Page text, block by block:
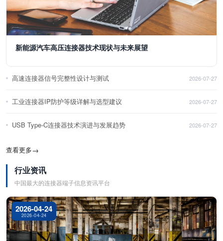
新能源汽车高压连接器技术现状与未来展望
高速连接器信号完整性设计与测试 2026-07-27
工业连接器IP防护等级详解与选型建议 2026-07-27
USB Type-C连接器技术演进与发展趋势 2026-07-27
查看更多→
行业资讯
中国最大的连接器端子信息资讯平台
2026-04-24
2026-04-24